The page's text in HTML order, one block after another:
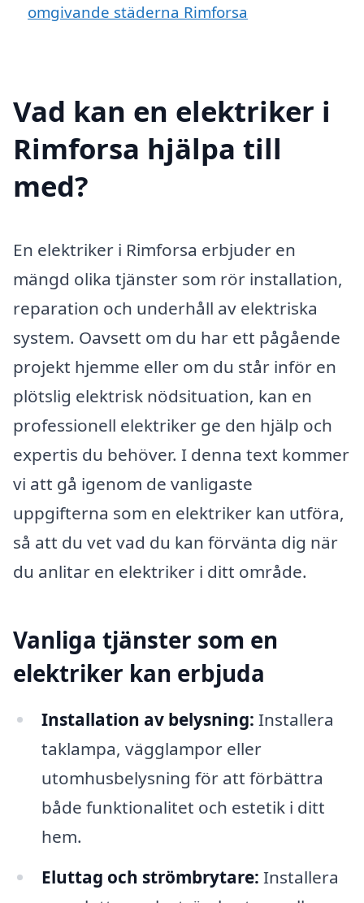
omgivande städerna Rimforsa
Vad kan en elektriker i
Rimforsa hjälpa till
med?
En elektriker i Rimforsa erbjuder en
mängd olika tjänster som rör installation,
reparation och underhåll av elektriska
system. Oavsett om du har ett pågående
projekt hjemme eller om du står inför en
plötslig elektrisk nödsituation, kan en
professionell elektriker ge den hjälp och
expertis du behöver. I denna text kommer
vi att gå igenom de vanligaste
uppgifterna som en elektriker kan utföra,
så att du vet vad du kan förvänta dig när
du anlitar en elektriker i ditt område.
Vanliga tjänster som en
elektriker kan erbjuda
Installation av belysning: Installera
taklampa, vägglampor eller
utomhusbelysning för att förbättra
både funktionalitet och estetik i ditt
hem.
Eluttag och strömbrytare: Installera